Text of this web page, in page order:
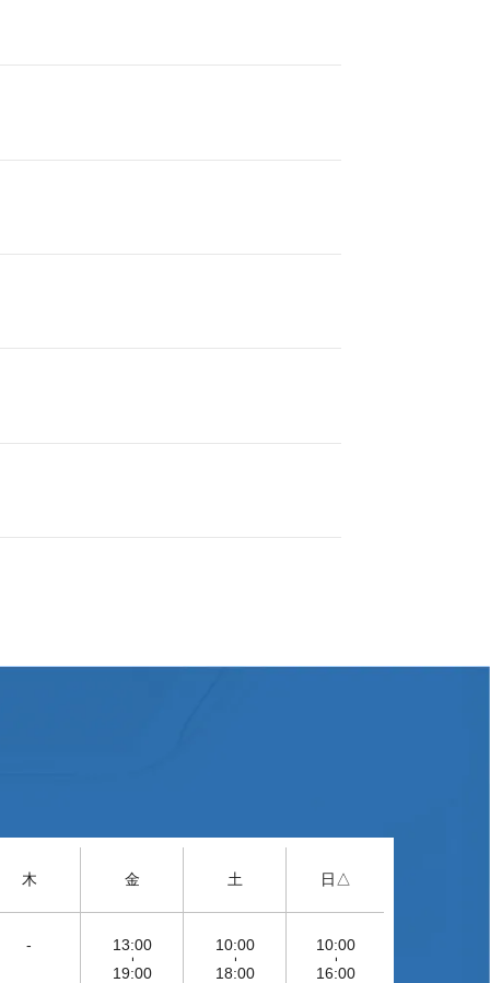
木 金 土 日△
- 13:00
-
19:00
10:00
-
18:00
10:00
-
16:00